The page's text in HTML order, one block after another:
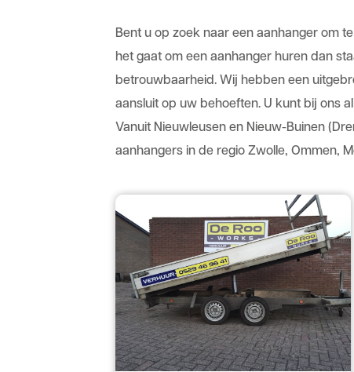
Bent u op zoek naar een aanhanger om
het gaat om een aanhanger huren dan
betrouwbaarheid. Wij hebben een
aansluit op uw behoeften. U kunt bij ons
Vanuit Nieuwleusen en Nieuw-Buinen (
aanhangers in de regio Zwolle, Ommen,